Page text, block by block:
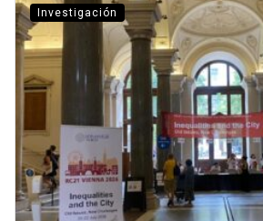
Investigación